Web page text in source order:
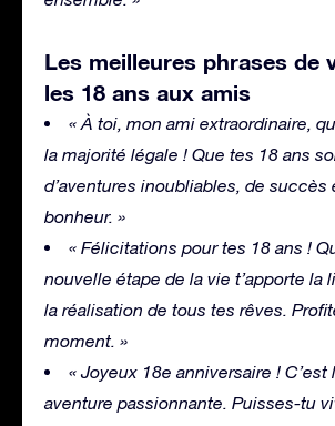
Les meilleures phrases de
les 18 ans aux amis
« À toi, mon ami extraordinaire,
la majorité légale ! Que tes 18 ans
d’aventures inoubliables, de succès
bonheur. »
« Félicitations pour tes 18 ans !
nouvelle étape de la vie t’apporte la
la réalisation de tous tes rêves.
moment. »
« Joyeux 18e anniversaire ! C’est
aventure passionnante. Puisses-tu